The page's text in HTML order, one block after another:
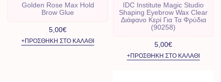
Golden Rose Max Hold
Brow Glue
5,00€
+ΠΡΟΣΘΉΚΗ ΣΤΟ ΚΑΛΆΘΙ
IDC Institute Magic Studio
Shaping Eyebrow Wax Clear
Διάφανο Κερί Για Τα Φρύδια
(90258)
5,00€
+ΠΡΟΣΘΉΚΗ ΣΤΟ ΚΑΛΆΘΙ